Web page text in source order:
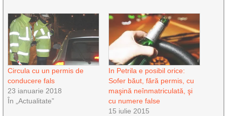
Circula cu un permis de
conducere fals
23 ianuarie 2018
În „Actualitate”
In Petrila e posibil orice:
Sofer băut, fără permis, cu
maşină neînmatriculată, şi
cu numere false
15 iulie 2015